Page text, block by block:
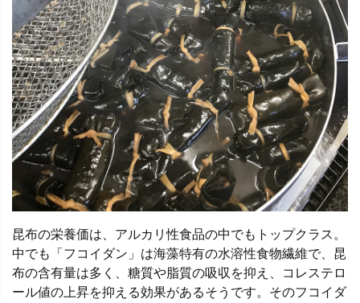
昆布の栄養価は、アルカリ性食品の中でもトップクラス。
中でも「フコイダン」は海藻特有の水溶性食物繊維で、昆
布の含有量は多く、糖質や脂質の吸収を抑え、コレステロ
ール値の上昇を抑える効果があるそうです。そのフコイダ